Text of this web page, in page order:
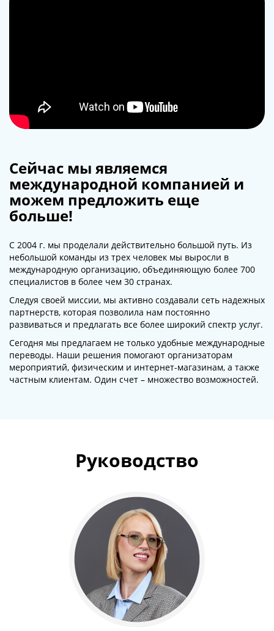
Сейчас мы являемся
международной компанией и
можем предложить еще
больше!
С 2004 г. мы проделали действительно большой путь. Из
небольшой команды из трех человек мы выросли в
международную организацию, объединяющую более 700
специалистов в более чем 30 странах.
Следуя своей миссии, мы активно создавали сеть надежных
партнерств, которая позволила нам постоянно
развиваться и предлагать все более широкий спектр услуг.
Сегодня мы предлагаем не только удобные международные
переводы. Наши решения помогают организаторам
мероприятий, физическим и интернет-магазинам, а также
частным клиентам. Один счет – множество возможностей.
Руководство